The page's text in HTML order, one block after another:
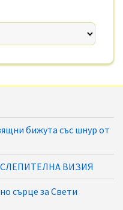
бижута със шнур от
ВИЗИЯ
сърце за Свети